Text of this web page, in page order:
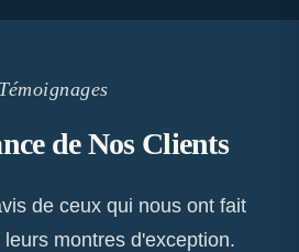
Témoignages
de Nos Clients
de ceux qui nous ont fait
montres d'exception.